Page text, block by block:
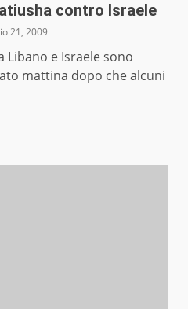
contro Israele
21, 2009
e Israele sono
mattina dopo che alcuni